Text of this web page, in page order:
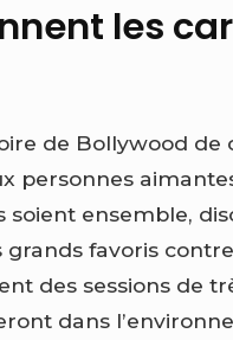
les
de Bollywood
personnes
soient ensemble,
grands favoris
des sessions de
dans